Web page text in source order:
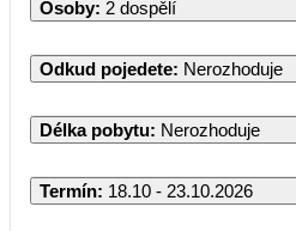
Osoby: 2 dospělí
Odkud pojedete: Nerozhoduje
Délka pobytu: Nerozhoduje
Termín: 18.10 - 23.10.2026